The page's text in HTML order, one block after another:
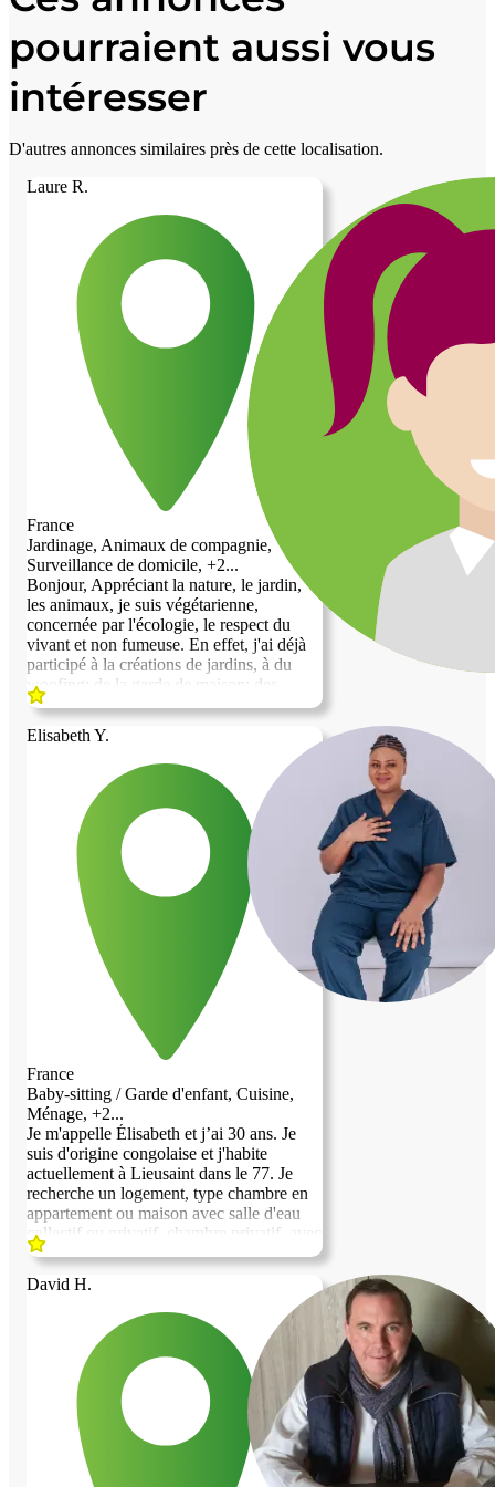
pourraient aussi vous
intéresser
D'autres annonces similaires près de cette localisation.
Laure R.
France
Jardinage, Animaux de compagnie,
Surveillance de domicile, +2...
Bonjour, Appréciant la nature, le jardin,
les animaux, je suis végétarienne,
concernée par l'écologie, le respect du
vivant et non fumeuse. En effet, j'ai déjà
participé à la créations de jardins, à du
woofing; de la garde de maison; des
gardes d'animaux (chats, chiens, ânes;
de peinture et d'enduits. En recherche de
reconversion professionnelle, je peux être
disponible jusqu'à 15 heures dans une
semaine. Je suis une personne un peu
solitaire. Lieu calme souhaité, dans un
village dans le Tarn, en Aveyron. Je
recherche un logement indépendant (de
préférence type chalet en bois ou
maisonnette) et/ou un bout de terrain avec
accès à l'eau potable, ombre, électricité et
sanitaires pour mon camion aménagé.
N'hésitez pas à me contacter pour plus de
renseignements, Au plaisir de vous
rencontrer. Merci Cordialement
Elisabeth Y.
France
Baby-sitting / Garde d'enfant, Cuisine,
Ménage, +2...
Je m'appelle Élisabeth et j’ai 30 ans. Je
suis d'origine congolaise et j'habite
actuellement à Lieusaint dans le 77. Je
recherche un logement, type chambre en
appartement ou maison avec salle d'eau
collectif ou privatif, chambre privatif, avec
un cave ou grenier ou garage permettant
tenir dans la chambre, qu'il y est un balcon
ou jardin optionnelle, mais pas obligatoire,
qu'il y est des commerces de proximité et
les transports en commun cela est
indispensable, car je ne suis pas véhiculé.
Je souhaiterais déménager d'où j'habite,
car j'aimerais me rapprocher de Paris et
des villes limitrophes pour pouvoir
proposer mes services divers : 1) Dans le
bien-être et esthétique notamment
David H.